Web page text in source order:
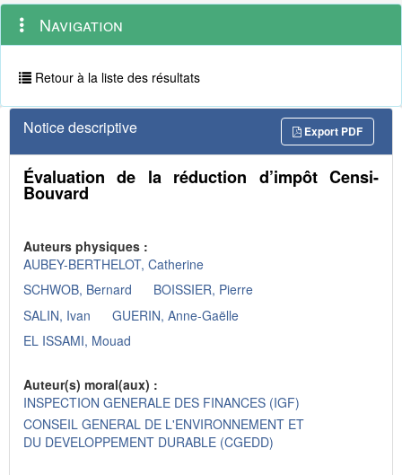
Navigation
outils
Menu
contextuel
Navigation
Retour à la liste des résultats
Notice descriptive Export PDF
Évaluation de la réduction d’impôt Censi-
Bouvard
Auteurs physiques :
AUBEY-BERTHELOT, Catherine
SCHWOB, Bernard
BOISSIER, Pierre
SALIN, Ivan
GUERIN, Anne-Gaëlle
EL ISSAMI, Mouad
Auteur(s) moral(aux) :
INSPECTION GENERALE DES FINANCES (IGF)
CONSEIL GENERAL DE L'ENVIRONNEMENT ET
DU DEVELOPPEMENT DURABLE (CGEDD)